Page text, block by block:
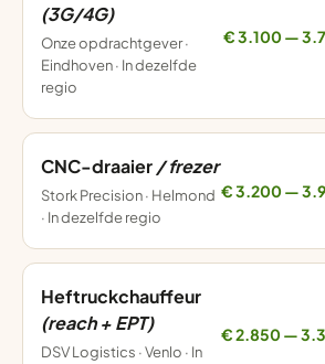
(3G/4G)
Onze opdrachtgever ·
Eindhoven · In dezelfde
regio
€ 3.100 —
CNC-draaier / frezer
Stork Precision · Helmond
· In dezelfde regio
€ 3.200 —
Heftruckchauffeur
(reach + EPT)
DSV Logistics · Venlo · In
€ 2.850 —